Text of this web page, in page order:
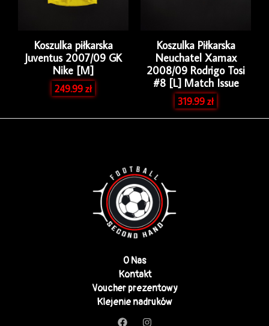
Koszulka piłkarska
Juventus 2007/09 GK
Nike [M]
249.99zł
Koszulka Piłkarska
Neuchatel Xamax
2008/09 Rodrigo Tosi
#8 [L] Match Issue
319.99zł
O Nas
Kontakt
Voucher prezentowy
Klejenie nadruków